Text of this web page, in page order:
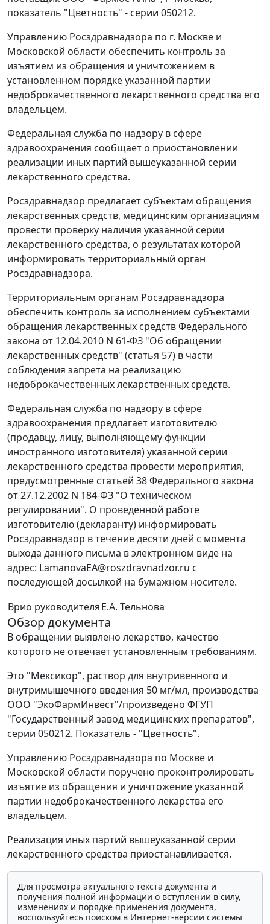
показатель "Цветность" - серии 050212.
Управлению Росздравнадзора по г. Москве и
Московской области обеспечить контроль за
изъятием из обращения и уничтожением в
установленном порядке указанной партии
недоброкачественного лекарственного средства его
владельцем.
Федеральная служба по надзору в сфере
здравоохранения сообщает о приостановлении
реализации иных партий вышеуказанной серии
лекарственного средства.
Росздравнадзор предлагает субъектам обращения
лекарственных средств, медицинским организациям
провести проверку наличия указанной серии
лекарственного средства, о результатах которой
информировать территориальный орган
Росздравнадзора.
Территориальным органам Росздравнадзора
обеспечить контроль за исполнением субъектами
обращения лекарственных средств Федерального
закона от 12.04.2010 N 61-ФЗ "Об обращении
лекарственных средств" (статья 57) в части
соблюдения запрета на реализацию
недоброкачественных лекарственных средств.
Федеральная служба по надзору в сфере
здравоохранения предлагает изготовителю
(продавцу, лицу, выполняющему функции
иностранного изготовителя) указанной серии
лекарственного средства провести мероприятия,
предусмотренные статьей 38 Федерального закона
от 27.12.2002 N 184-ФЗ "О техническом
регулировании". О проведенной работе
изготовителю (декларанту) информировать
Росздравнадзор в течение десяти дней с момента
выхода данного письма в электронном виде на
адрес: LamanovaEA@roszdravnadzor.ru с
последующей досылкой на бумажном носителе.
Врио руководителяЕ.А. Тельнова
Обзор документа
В обращении выявлено лекарство, качество
которого не отвечает установленным требованиям.
Это "Мексикор", раствор для внутривенного и
внутримышечного введения 50 мг/мл, производства
ООО "ЭкоФармИнвест"/произведено ФГУП
"Государственный завод медицинских препаратов",
серии 050212. Показатель - "Цветность".
Управлению Росздравнадзора по Москве и
Московской области поручено проконтролировать
изъятие из обращения и уничтожение указанной
партии недоброкачественного лекарства его
владельцем.
Реализация иных партий вышеуказанной серии
лекарственного средства приостанавливается.
Для просмотра актуального текста документа и
получения полной информации о вступлении в силу,
изменениях и порядке применения документа,
воспользуйтесь поиском в Интернет-версии системы